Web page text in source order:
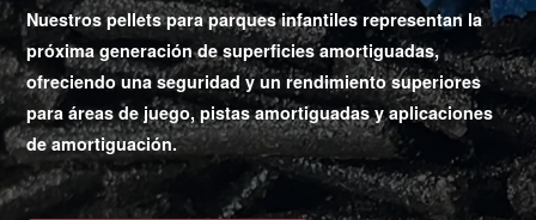
Nuestros pellets para parques infantiles representan la
próxima generación de superficies amortiguadas,
ofreciendo una seguridad y un rendimiento superiores
para áreas de juego, pistas amortiguadas y aplicaciones
de amortiguación.